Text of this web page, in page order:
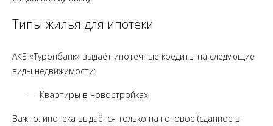
Типы жилья для ипотеки
АКБ «Туронбанк» выдаёт ипотечные кредиты на следующие
виды недвижимости:
Квартиры в новостройках
Важно: ипотека выдаётся только на готовое (сданное в